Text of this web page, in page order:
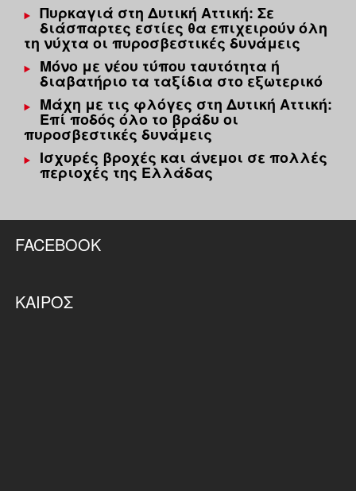
Πυρκαγιά στη Δυτική Αττική: Σε
διάσπαρτες εστίες θα επιχειρούν όλη
τη νύχτα οι πυροσβεστικές δυνάμεις
Μόνο με νέου τύπου ταυτότητα ή
διαβατήριο τα ταξίδια στο εξωτερικό
Μάχη με τις φλόγες στη Δυτική Αττική:
Επί ποδός όλο το βράδυ οι
πυροσβεστικές δυνάμεις
Ισχυρές βροχές και άνεμοι σε πολλές
περιοχές της Ελλάδας
FACEBOOK
ΚΑΙΡΌΣ